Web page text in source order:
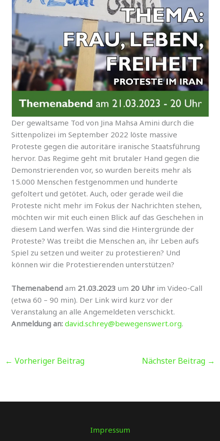
Der gewaltsame Tod von Jina Mahsa Amini durch die
Sittenpolizei im September 2022 löste massive
Proteste gegen die autoritäre iranische Staatsführung
hervor. Das Regime geht mit brutaler Hand gegen die
Demonstrierenden vor, so wurden bereits mehr als
15.000 Menschen festgenommen und hunderte
gefoltert und getötet. Auch, oder gerade weil die
Proteste nicht mehr im Fokus der Nachrichten stehen,
möchten wir mit euch einen Blick auf das Geschehen in
diesem Land werfen. Was sind die Hintergründe der
Proteste? Was treibt die Menschen an, ihr Leben aufs
Spiel zu setzen und weiter zu protestieren? Und
können wir die Protestierenden unterstützen?
Themenabend am 21.03.2023 um 20 Uhr im Video-Call
(etwa 60 – 90 min). Der Link wird kurz vor der
Veranstalung an alle Angemeldeten verschickt.
Anmeldung an: david.schrey@bewegenswert.org.
← Vorheriger Beitrag Nächster Beitrag →
Impressum